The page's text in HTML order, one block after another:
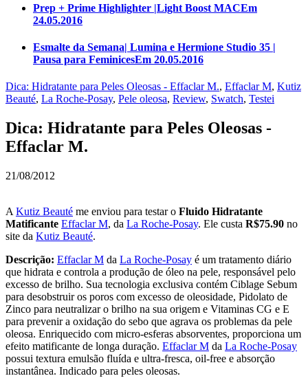
Prep + Prime Highlighter |Light Boost MACEm
24.05.2016
Esmalte da Semana| Lumina e Hermione Studio 35 |
Pausa para FeminicesEm 20.05.2016
Dica: Hidratante para Peles Oleosas - Effaclar M., Effaclar M, Kutiz
Beauté, La Roche-Posay, Pele oleosa, Review, Swatch, Testei
Dica: Hidratante para Peles Oleosas -
Effaclar M.
21/08/2012
A Kutiz Beauté me enviou para testar o Fluido Hidratante
Matificante Effaclar M, da La Roche-Posay. Ele custa R$75.90 no
site da Kutiz Beauté.
Descrição: Effaclar M da La Roche-Posay é um tratamento diário
que hidrata e controla a produção de óleo na pele, responsável pelo
excesso de brilho. Sua tecnologia exclusiva contém Ciblage Sebum
para desobstruir os poros com excesso de oleosidade, Pidolato de
Zinco para neutralizar o brilho na sua origem e Vitaminas CG e E
para prevenir a oxidação do sebo que agrava os problemas da pele
oleosa. Enriquecido com micro-esferas absorventes, proporciona um
efeito matificante de longa duração. Effaclar M da La Roche-Posay
possui textura emulsão fluída e ultra-fresca, oil-free e absorção
instantânea. Indicado para peles oleosas.